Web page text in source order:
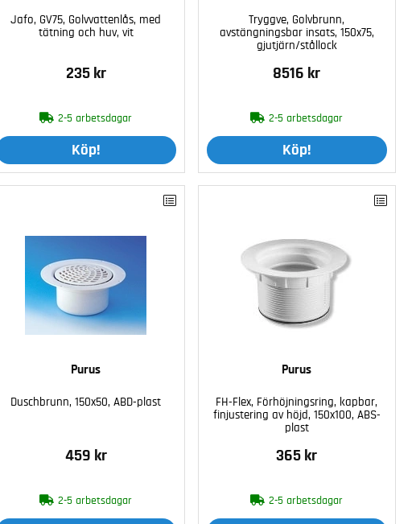
Jafo, GV75, Golvvattenlås, med
tätning och huv, vit
235 kr
2-5 arbetsdagar
Köp!
Tryggve, Golvbrunn,
avstängningsbar insats, 150x75,
gjutjärn/stållock
8516 kr
2-5 arbetsdagar
Köp!
Purus
Duschbrunn, 150x50, ABD-plast
459 kr
2-5 arbetsdagar
Purus
FH-Flex, Förhöjningsring, kapbar,
finjustering av höjd, 150x100, ABS-
plast
365 kr
2-5 arbetsdagar